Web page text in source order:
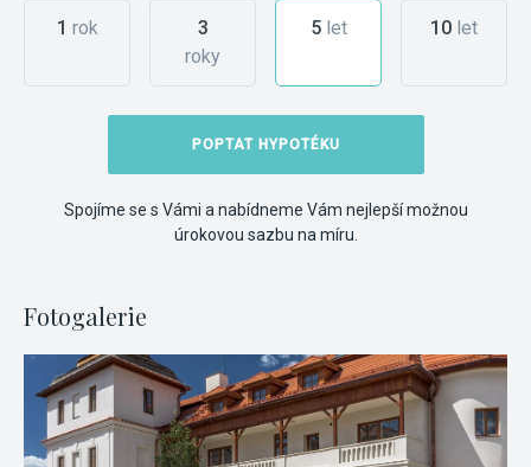
1 rok
3
roky
5let 10 let
POPTAT HYPOTÉKU
Spojíme se s Vámi a nabídneme Vám nejlepší možnou
úrokovou sazbu na míru.
Fotogalerie